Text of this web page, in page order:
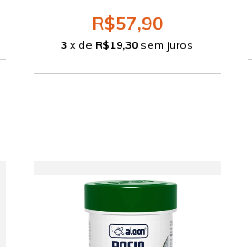
R$57,90
3 x de R$19,30 sem juros